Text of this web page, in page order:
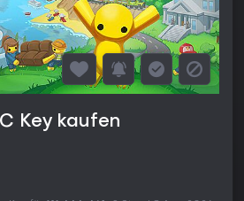
Key kaufen